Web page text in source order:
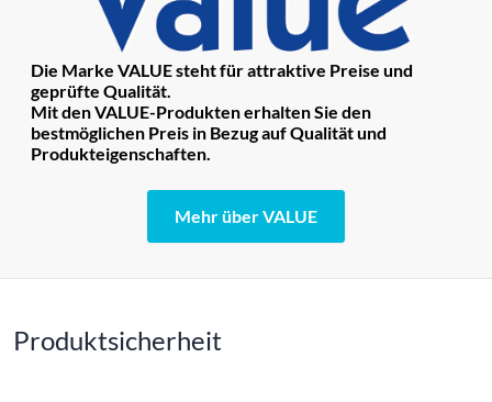
Die Marke VALUE steht für attraktive Preise und
geprüfte Qualität.
Mit den VALUE-Produkten erhalten Sie den
bestmöglichen Preis in Bezug auf Qualität und
Produkteigenschaften.
Mehr über VALUE
Produktsicherheit